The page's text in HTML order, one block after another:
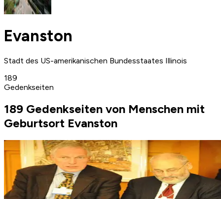
Evanston
Stadt des US-amerikanischen Bundesstaates Illinois
189
Gedenkseiten
189 Gedenkseiten von Menschen mit
Geburtsort Evanston